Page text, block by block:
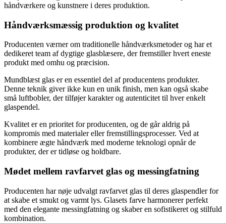
håndværkere og kunstnere i deres produktion.
Håndværksmæssig produktion og kvalitet
Producenten værner om traditionelle håndværksmetoder og har et
dedikeret team af dygtige glasblæsere, der fremstiller hvert eneste
produkt med omhu og præcision.
Mundblæst glas er en essentiel del af producentens produkter.
Denne teknik giver ikke kun en unik finish, men kan også skabe
små luftbobler, der tilføjer karakter og autenticitet til hver enkelt
glaspendel.
Kvalitet er en prioritet for producenten, og de går aldrig på
kompromis med materialer eller fremstillingsprocesser. Ved at
kombinere ægte håndværk med moderne teknologi opnår de
produkter, der er tidløse og holdbare.
Mødet mellem ravfarvet glas og messingfatning
Producenten har nøje udvalgt ravfarvet glas til deres glaspendler for
at skabe et smukt og varmt lys. Glasets farve harmonerer perfekt
med den elegante messingfatning og skaber en sofistikeret og stilfuld
kombination.